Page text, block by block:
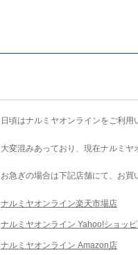
日頃はナルミヤオンラインをご利用
大変混みあっており、現在ナルミヤ
お急ぎの場合は下記店舗にて、お買
ナルミヤオンライン楽天市場店
ナルミヤオンライン Yahoo!ショッ
ナルミヤオンライン Amazon店